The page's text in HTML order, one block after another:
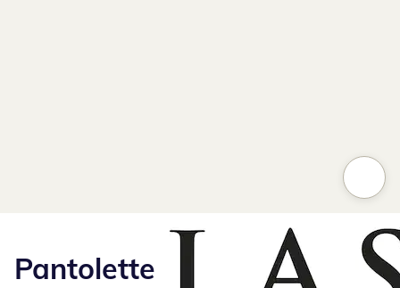
Pantolette